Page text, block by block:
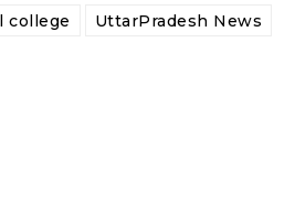
college UttarPradesh News